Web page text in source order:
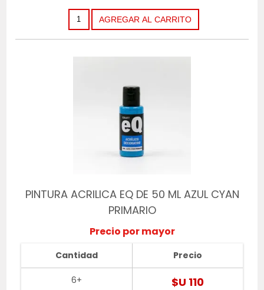
PINTURA ACRILICA EQ DE 50 ML AZUL CYAN
PRIMARIO
Precio por mayor
Cantidad
6+
Precio
$U 110